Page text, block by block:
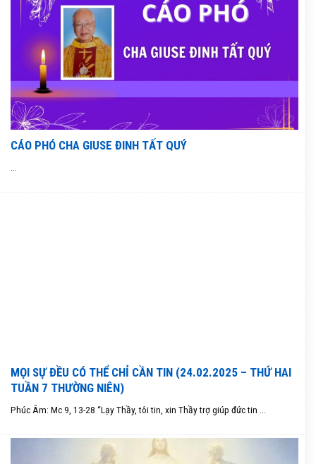
CÁO PHÓ CHA GIUSE ĐINH TẤT QUÝ
MỌI SỰ ĐỀU CÓ THỂ CHỈ CẦN TIN (24.02.2025 – THỨ HAI
TUẦN 7 THƯỜNG NIÊN)
Phúc Âm: Mc 9, 13-28 “Lạy Thầy, tôi tin, xin Thầy trợ giúp đức tin ...